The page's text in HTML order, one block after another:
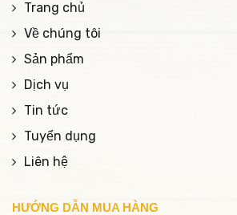
Trang chủ
Về chúng tôi
Sản phẩm
Dịch vụ
Tin tức
Tuyển dụng
Liên hệ
HƯỚNG DẪN MUA HÀNG